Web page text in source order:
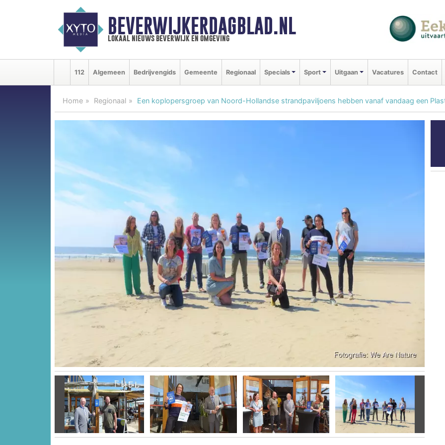
BEVERWIJKERDAGBLAD.NL
lokaal nieuws beverwijk en omgeving
112 Algemeen Bedrijvengids Gemeente Regionaal Specials Sport Uitgaan Vacatures Contact
Home Regionaal Een koplopersgroep van Noord-Hollandse strandpaviljoens hebben vanaf vandaag een
Vorige